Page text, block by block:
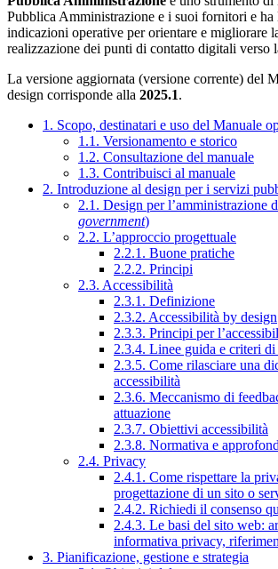
Pubblica Amministrazione e i suoi fornitori e
indicazioni operative per orientare e migliorare
realizzazione dei punti di contatto digitali verso
La versione aggiornata (versione corrente) del
design corrisponde alla 2025.1.
1. Scopo, destinatari e uso del Manuale
1.1. Versionamento e storico
1.2. Consultazione del manuale
1.3. Contribuisci al manuale
2. Introduzione al design per i servizi
2.1. Design per l’amministrazione
government)
2.2. L’approccio progettuale
2.2.1. Buone pratiche
2.2.2. Principi
2.3. Accessibilità
2.3.1. Definizione
2.3.2. Accessibilità by design
2.3.3. Principi per
2.3.4. Linee guida e criteri di
2.3.5. Come rilasciare una
accessibilità
2.3.6. Meccanismo di
attuazione
2.3.7. Obiettivi accessibilità
2.3.8. Normativa e
2.4. Privacy
2.4.1. Come rispettare la
progettazione di un sito o
2.4.2. Richiedi il consenso
2.4.3. Le basi del sito web:
informativa privacy,
3. Pianificazione, gestione e strategia